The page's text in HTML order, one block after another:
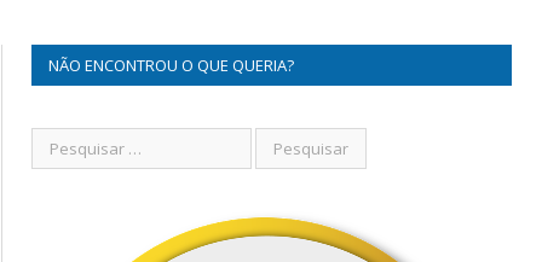
NÃO ENCONTROU O QUE QUERIA?